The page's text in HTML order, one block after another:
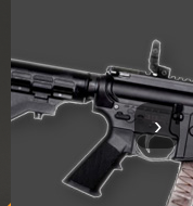
›